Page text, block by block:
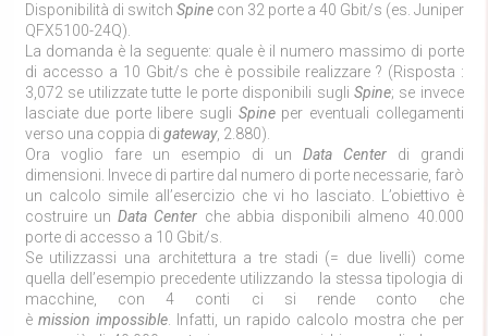
Disponibilità di switch Spine con 32 porte a 40 Gbit/s (es. Juniper
QFX5100-24Q).
La domanda è la seguente: quale è il numero massimo di porte
di accesso a 10 Gbit/s che è possibile realizzare ? (Risposta :
3,072 se utilizzate tutte le porte disponibili sugli Spine; se invece
lasciate due porte libere sugli Spineper eventuali collegamenti
verso una coppia di gateway, 2.880).
Ora voglio fare un esempio di un Data Centerdi grandi
dimensioni. Invece di partire dal numero di porte necessarie, farò
un calcolo simile all’esercizio che vi ho lasciato. L’obiettivo è
costruire un Data Center che abbia disponibili almeno 40.000
porte di accesso a 10 Gbit/s.
Se utilizzassi una architettura a tre stadi (= due livelli) come
quella dell’esempio precedente utilizzando la stessa tipologia di
macchine, con 4 conti ci si rende conto che
è mission impossible. Infatti, un rapido calcolo mostra che per